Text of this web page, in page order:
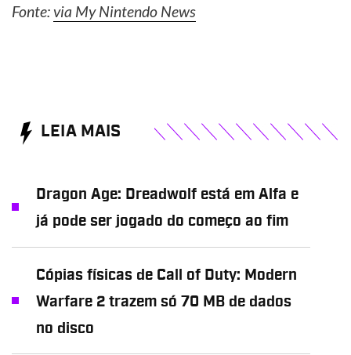
Fonte:via My Nintendo News
LEIA MAIS
Dragon Age: Dreadwolf está em Alfa e
já pode ser jogado do começo ao fim
Cópias físicas de Call of Duty: Modern
Warfare 2 trazem só 70 MB de dados
no disco